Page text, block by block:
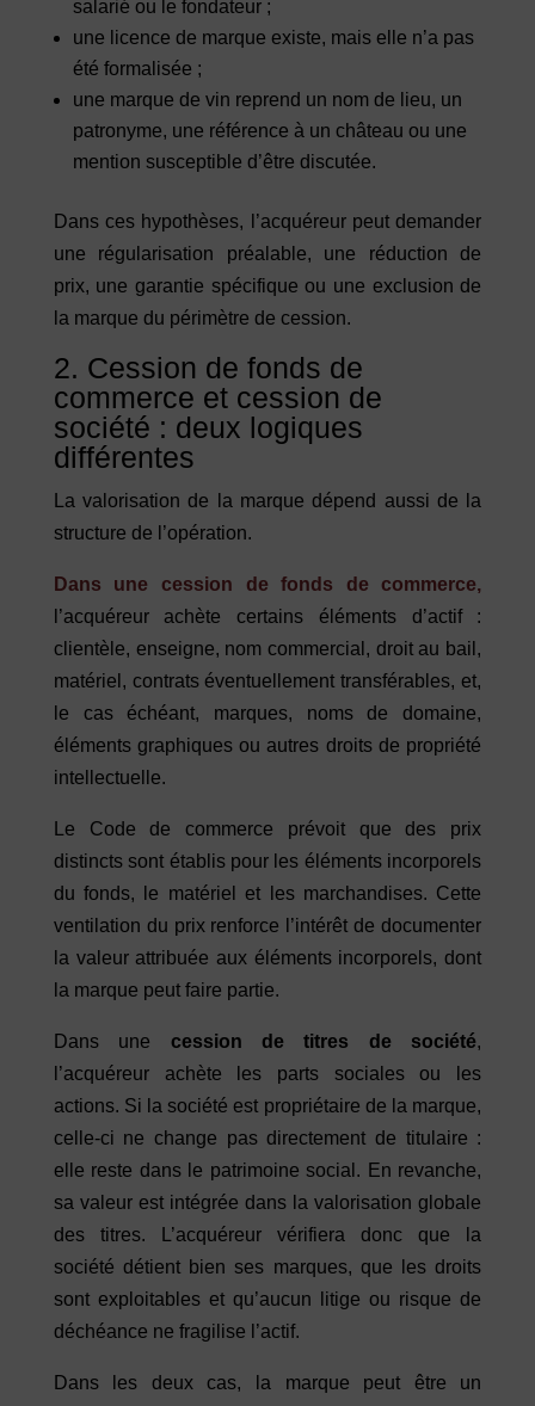
salarié ou le fondateur ;
une licence de marque existe, mais elle n’a pas
été formalisée ;
une marque de vin reprend un nom de lieu, un
patronyme, une référence à un château ou une
mention susceptible d’être discutée.
Dans ces hypothèses, l’acquéreur peut demander
une régularisation préalable, une réduction de
prix, une garantie spécifique ou une exclusion de
la marque du périmètre de cession.
2. Cession de fonds de
commerce et cession de
société : deux logiques
différentes
La valorisation de la marque dépend aussi de la
structure de l’opération.
Dans une cession de fonds de commerce,
l’acquéreur achète certains éléments d’actif :
clientèle, enseigne, nom commercial, droit au bail,
matériel, contrats éventuellement transférables, et,
le cas échéant, marques, noms de domaine,
éléments graphiques ou autres droits de propriété
intellectuelle.
Le Code de commerce prévoit que des prix
distincts sont établis pour les éléments incorporels
du fonds, le matériel et les marchandises. Cette
ventilation du prix renforce l’intérêt de documenter
la valeur attribuée aux éléments incorporels, dont
la marque peut faire partie.
Dans une cession de titres de société,
l’acquéreur achète les parts sociales ou les
actions. Si la société est propriétaire de la marque,
celle-ci ne change pas directement de titulaire :
elle reste dans le patrimoine social. En revanche,
sa valeur est intégrée dans la valorisation globale
des titres. L’acquéreur vérifiera donc que la
société détient bien ses marques, que les droits
sont exploitables et qu’aucun litige ou risque de
déchéance ne fragilise l’actif.
Dans les deux cas, la marque peut être un